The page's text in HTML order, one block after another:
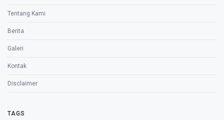
Tentang Kami
Berita
Galeri
Kontak
Disclaimer
TAGS